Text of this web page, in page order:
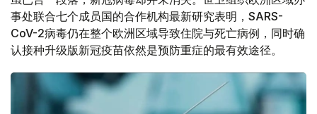
事处联合七个成员国的合作机构最新研究表明，SARS-
CoV-2病毒仍在整个欧洲区域导致住院与死亡病例，同时确
认接种升级版新冠疫苗依然是预防重症的最有效途径。